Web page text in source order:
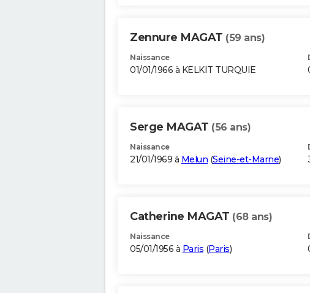
Zennure MAGAT (59 ans)
Naissance
01/01/1966 à KELKIT TURQUIE
Serge MAGAT (56 ans)
Naissance
21/01/1969 à Melun (Seine-et-Marne)
Catherine MAGAT (68 ans)
Naissance
05/01/1956 à Paris (Paris)